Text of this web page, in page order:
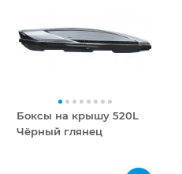
Боксы на крышу 520L
Чёрный глянец